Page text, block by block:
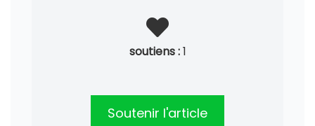
soutiens :1
Soutenir l'article